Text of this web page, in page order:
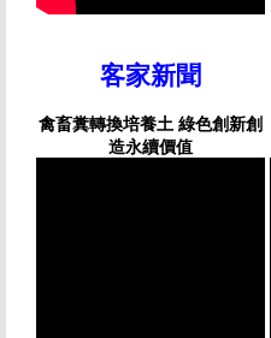
客家新聞
禽畜糞轉換培養土 綠色創新創
造永續價值